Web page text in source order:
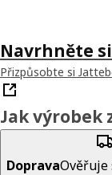
Navrhněte
Přizpůsobte si
Jak výrobek
DopravaOvěřuje